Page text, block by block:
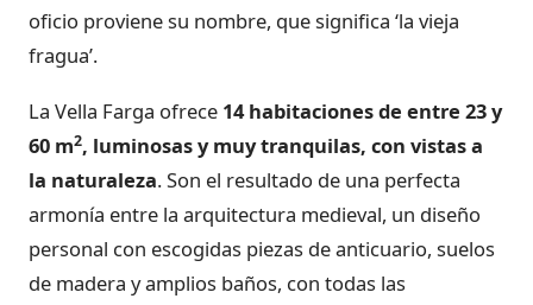
oficio proviene su nombre, que significa ‘la vieja
fragua’.
La Vella Farga ofrece 14 habitaciones de entre 23 y
60 m2, luminosas y muy tranquilas, con vistas a
la naturaleza. Son el resultado de una perfecta
armonía entre la arquitectura medieval, un diseño
personal con escogidas piezas de anticuario, suelos
de madera y amplios baños, con todas las